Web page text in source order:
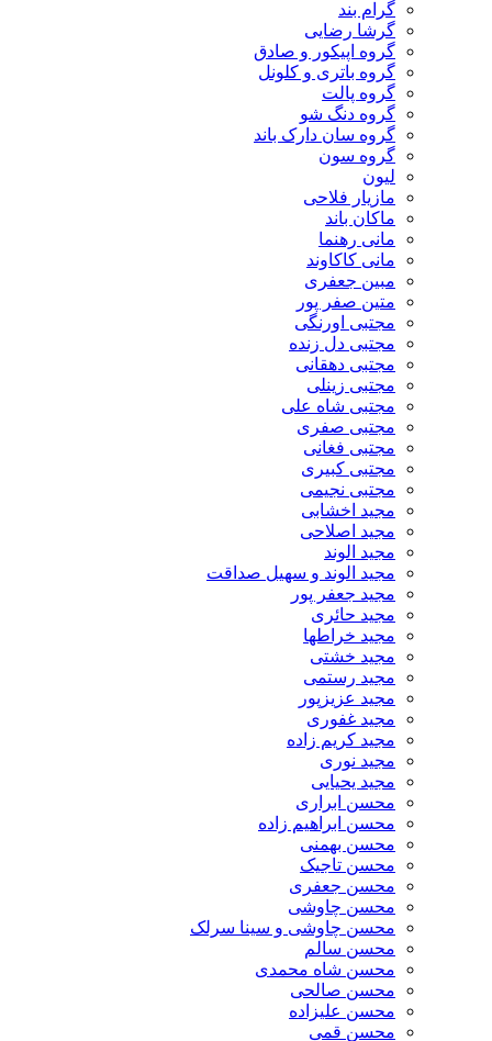
گرام بند
گرشا رضایی
گروه اپیکور و صادق
گروه باتری و کلونل
گروه پالت
گروه دنگ شو
گروه سان دارک باند
گروه سون
لیون
مازیار فلاحی
ماکان باند
مانی رهنما
مانی کاکاوند
مبین جعفری
متین صفر پور
مجتبی اورنگی
مجتبی دل زنده
مجتبی دهقانی
مجتبی زینلی
مجتبی شاه علی
مجتبی صفری
مجتبی فغانی
مجتبی کبیری
مجتبی نجیمی
مجید اخشابی
مجید اصلاحی
مجید الوند‎
مجید الوند و سهیل صداقت
مجید جعفر پور
مجید حائری
مجید خراطها
مجید خشتی
مجید رستمی
مجید عزیزپور
مجید غفوری
مجید کریم زاده
مجید نوری
مجید یحیایی
محسن ابراری
محسن ابراهیم زاده
محسن بهمنی
محسن تاجیک
محسن جعفری
محسن چاوشی
محسن چاوشی و سینا سرلک
محسن سالم
محسن شاه محمدی
محسن صالحی
محسن علیزاده
محسن قمی